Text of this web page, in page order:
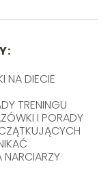
NA DIECIE
TRENINGU
I PORADY
NARCIARZY